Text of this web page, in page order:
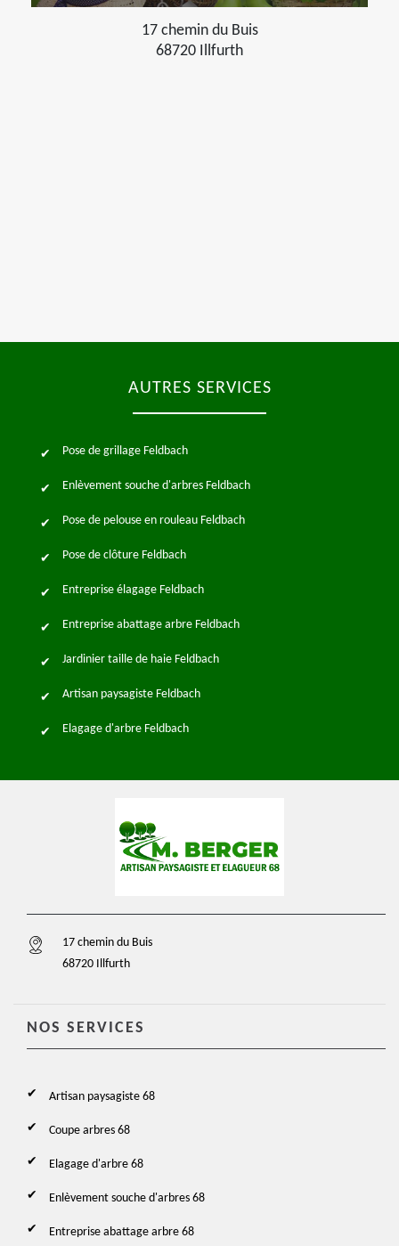
17 chemin du Buis
68720 Illfurth
AUTRES SERVICES
Pose de grillage Feldbach
Enlèvement souche d'arbres Feldbach
Pose de pelouse en rouleau Feldbach
Pose de clôture Feldbach
Entreprise élagage Feldbach
Entreprise abattage arbre Feldbach
Jardinier taille de haie Feldbach
Artisan paysagiste Feldbach
Elagage d'arbre Feldbach
17 chemin du Buis
68720 Illfurth
NOS SERVICES
Artisan paysagiste 68
Coupe arbres 68
Elagage d'arbre 68
Enlèvement souche d'arbres 68
Entreprise abattage arbre 68